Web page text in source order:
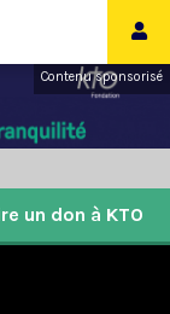
Contenu sponsorisé
un don à KTO